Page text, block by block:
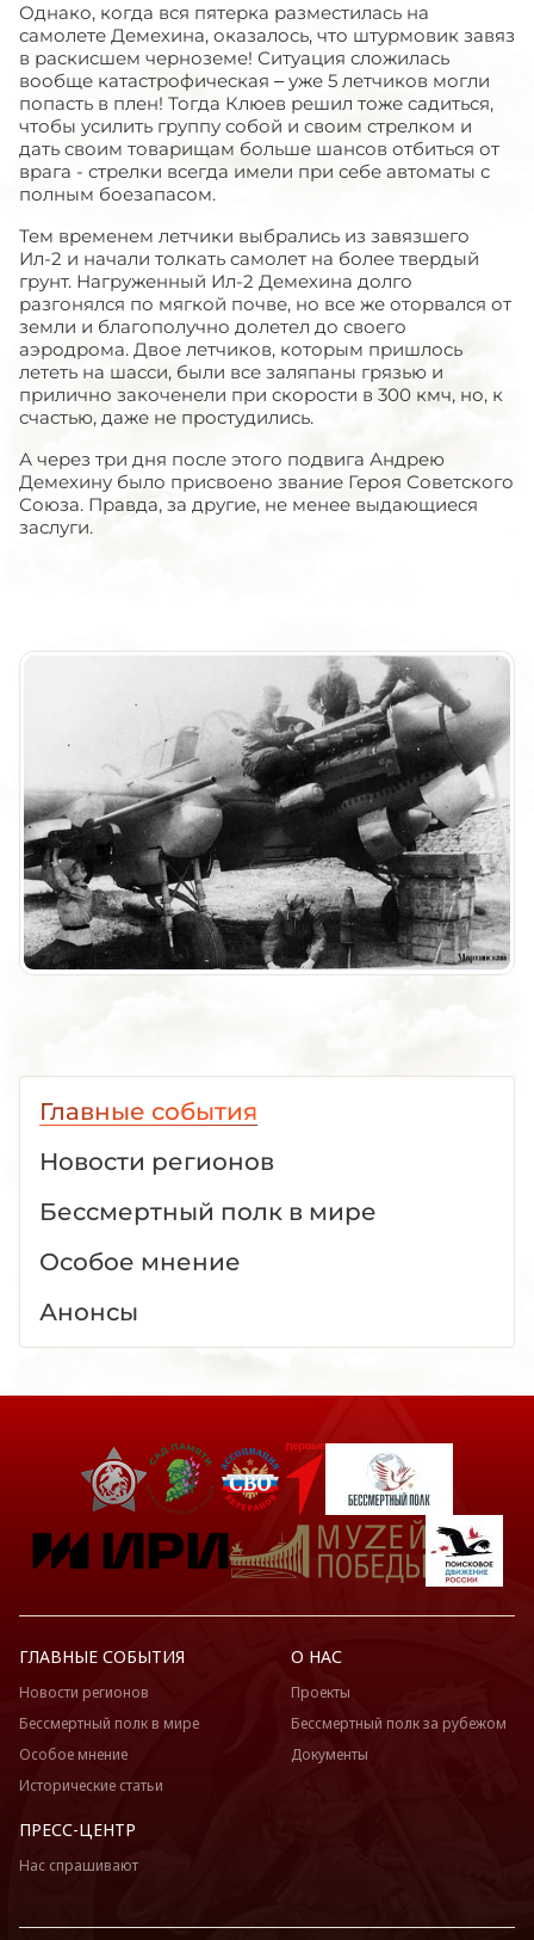
Однако, когда вся пятерка разместилась на
самолете Демехина, оказалось, что штурмовик завяз
в раскисшем черноземе! Ситуация сложилась
вообще катастрофическая – уже 5 летчиков могли
попасть в плен! Тогда Клюев решил тоже садиться,
чтобы усилить группу собой и своим стрелком и
дать своим товарищам больше шансов отбиться от
врага - стрелки всегда имели при себе автоматы с
полным боезапасом.
Тем временем летчики выбрались из завязшего
Ил-2 и начали толкать самолет на более твердый
грунт. Нагруженный Ил-2 Демехина долго
разгонялся по мягкой почве, но все же оторвался от
земли и благополучно долетел до своего
аэродрома. Двое летчиков, которым пришлось
лететь на шасси, были все заляпаны грязью и
прилично закоченели при скорости в 300 кмч, но, к
счастью, даже не простудились.
А через три дня после этого подвига Андрею
Демехину было присвоено звание Героя Советского
Союза. Правда, за другие, не менее выдающиеся
заслуги.
Главные события
Новости регионов
Бессмертный полк в мире
Особое мнение
Анонсы
ГЛАВНЫЕ СОБЫТИЯ
Новости регионов
Бессмертный полк в мире
Особое мнение
Исторические статьи
О НАС
Проекты
Бессмертный полк за рубежом
Документы
ПРЕСС-ЦЕНТР
Нас спрашивают